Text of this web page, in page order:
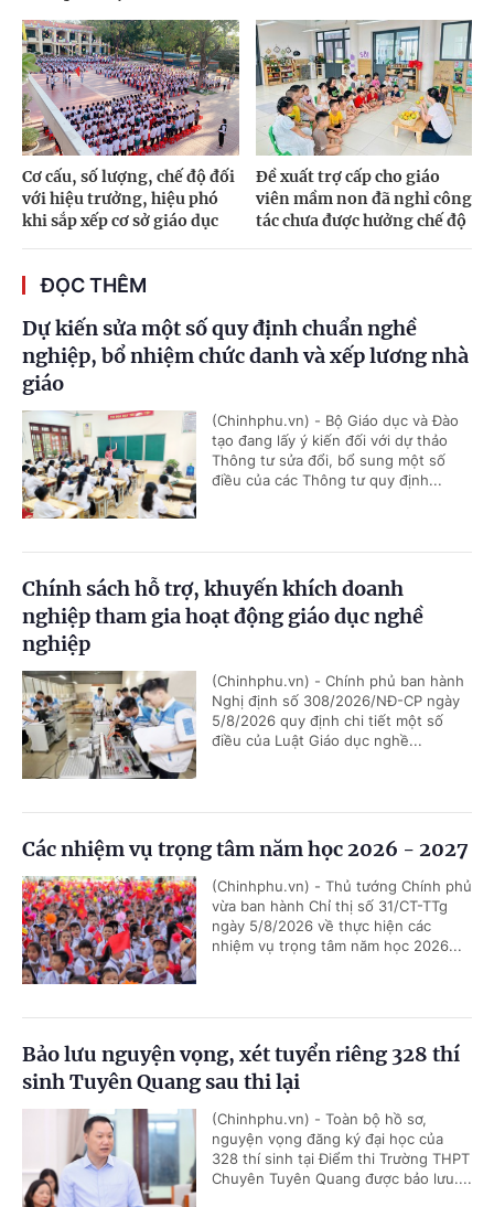
Cơ cấu, số lượng, chế độ đối
với hiệu trưởng, hiệu phó
khi sắp xếp cơ sở giáo dục
Đề xuất trợ cấp cho giáo
viên mầm non đã nghỉ công
tác chưa được hưởng chế độ
ĐỌC THÊM
Dự kiến sửa một số quy định chuẩn nghề
nghiệp, bổ nhiệm chức danh và xếp lương nhà
giáo
(Chinhphu.vn) - Bộ Giáo dục và Đào
tạo đang lấy ý kiến đối với dự thảo
Thông tư sửa đổi, bổ sung một số
điều của các Thông tư quy định...
Chính sách hỗ trợ, khuyến khích doanh
nghiệp tham gia hoạt động giáo dục nghề
nghiệp
(Chinhphu.vn) - Chính phủ ban hành
Nghị định số 308/2026/NĐ-CP ngày
5/8/2026 quy định chi tiết một số
điều của Luật Giáo dục nghề...
Các nhiệm vụ trọng tâm năm học 2026 - 2027
(Chinhphu.vn) - Thủ tướng Chính phủ
vừa ban hành Chỉ thị số 31/CT-TTg
ngày 5/8/2026 về thực hiện các
nhiệm vụ trọng tâm năm học 2026...
Bảo lưu nguyện vọng, xét tuyển riêng 328 thí
sinh Tuyên Quang sau thi lại
(Chinhphu.vn) - Toàn bộ hồ sơ,
nguyện vọng đăng ký đại học của
328 thí sinh tại Điểm thi Trường THPT
Chuyên Tuyên Quang được bảo lưu....